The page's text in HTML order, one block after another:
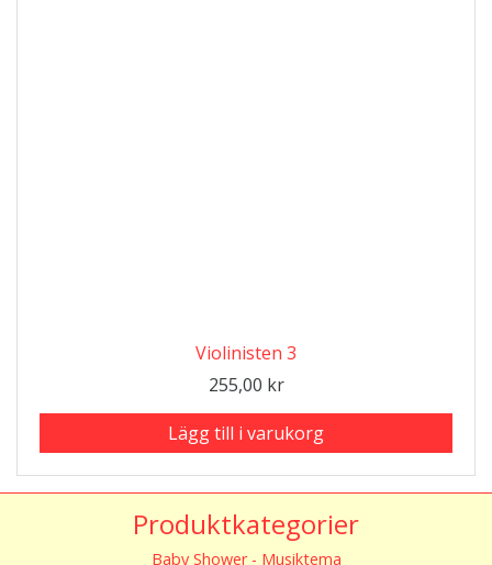
Violinisten 3
255,00 kr
Lägg till i varukorg
Produktkategorier
Baby Shower - Musiktema